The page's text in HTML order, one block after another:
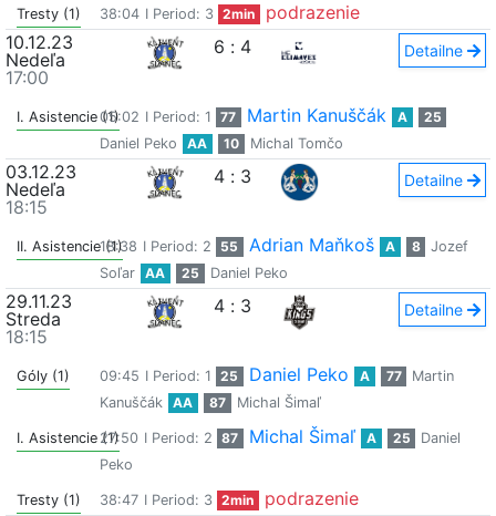
Tresty (1) 38:04 I Period: 3 2min
podrazenie
10.12.23
Nedeľa
17:00
6 : 4 Detailne
I. Asistencie (1)05:02 I Period: 1 77 Martin Kanuščák A
25
Daniel Peko
AA 10 Michal Tomčo
03.12.23
Nedeľa
18:15
4 : 3 Detailne
II. Asistencie (1)
18:38 I Period: 2 55 Adrian Maňkoš A 8
Jozef
Soľar
AA 25 Daniel Peko
29.11.23
Streda
18:15
4 : 3 Detailne
Góly (1) 09:45 I Period: 1 25 Daniel Peko A 77
Martin
Kanuščák
AA 87 Michal Šimaľ
I. Asistencie (1)27:50 I Period: 2 87 Michal Šimaľ A 25
Daniel
Peko
Tresty (1) 38:47 I Period: 3 2min
podrazenie